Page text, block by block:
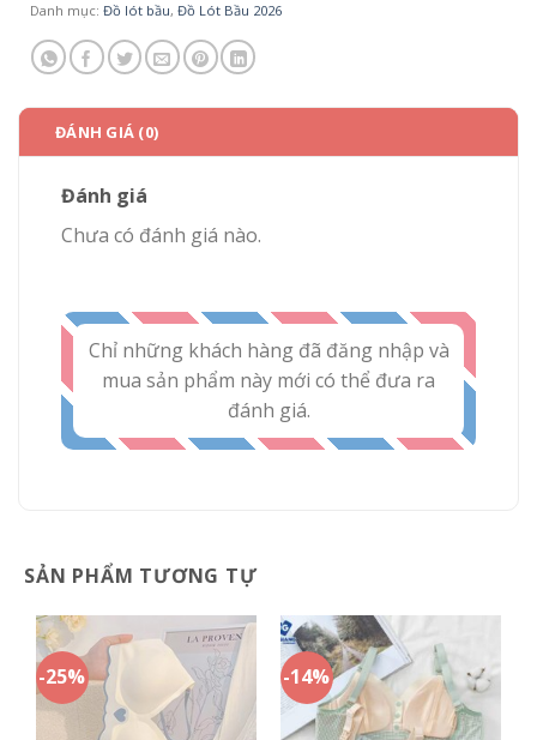
Danh mục: Đồ lót bầu, Đồ Lót Bầu 2026
ĐÁNH GIÁ (0)
Đánh giá
Chưa có đánh giá nào.
Chỉ những khách hàng đã đăng nhập và
mua sản phẩm này mới có thể đưa ra
đánh giá.
SẢN PHẨM TƯƠNG TỰ
-25% -14%